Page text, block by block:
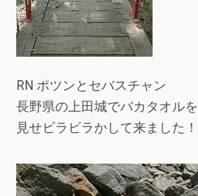
RN ポツンとセバスチャン
長野県の上田城でバカタオルを
見せビラビラかして来ました！